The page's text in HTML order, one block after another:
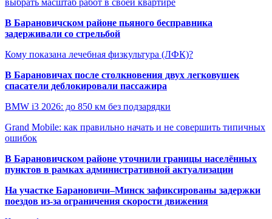
В Барановичском районе пьяного бесправника
задерживали со стрельбой
Кому показана лечебная физкультура (ЛФК)?
В Барановичах после столкновения двух легковушек
спасатели деблокировали пассажира
BMW i3 2026: до 850 км без подзарядки
Grand Mobile: как правильно начать и не совершить типичных
ошибок
В Барановичском районе уточнили границы населённых
пунктов в рамках административной актуализации
На участке Барановичи–Минск зафиксированы задержки
поездов из-за ограничения скорости движения